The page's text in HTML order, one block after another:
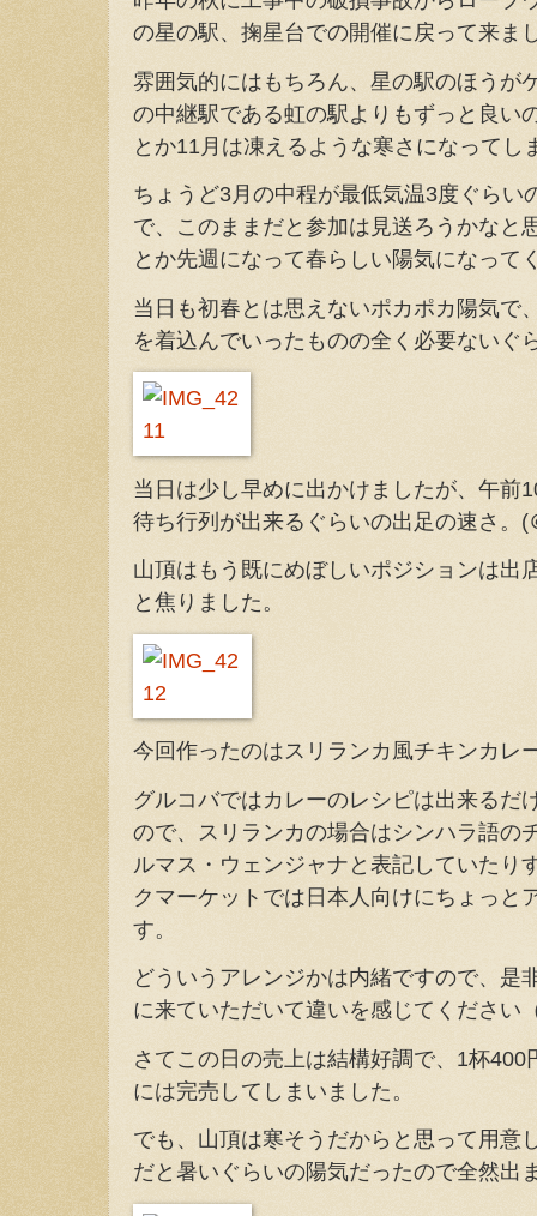
の星の駅、掬星台での開催に戻って来ま
雰囲気的にはもちろん、星の駅のほうが
の中継駅である虹の駅よりもずっと良い
とか11月は凍えるような寒さになってし
ちょうど3月の中程が最低気温3度ぐらい
で、このままだと参加は見送ろうかなと
とか先週になって春らしい陽気になって
当日も初春とは思えないポカポカ陽気で
を着込んでいったものの全く必要ないぐ
当日は少し早めに出かけましたが、午前
待ち行列が出来るぐらいの出足の速さ。(
山頂はもう既にめぼしいポジションは出
と焦りました。
今回作ったのはスリランカ風チキンカレ
グルコバではカレーのレシピは出来るだ
ので、スリランカの場合はシンハラ語の
ルマス・ウェンジャナと表記していたり
クマーケットでは日本人向けにちょっと
す。
どういうアレンジかは内緒ですので、是
に来ていただいて違いを感じてください
さてこの日の売上は結構好調で、1杯
には完売してしまいました。
でも、山頂は寒そうだからと思って用意
だと暑いぐらいの陽気だったので全然出